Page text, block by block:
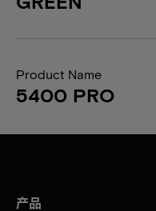
Product Name
5400 PRO
产品